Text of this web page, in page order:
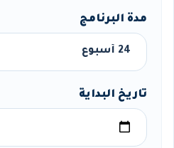
مدة البرنامج
تاريخ البداية